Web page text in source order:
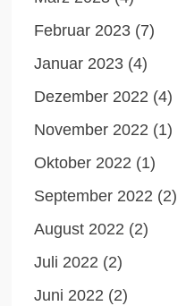
Februar 2023 (7)
Januar 2023 (4)
Dezember 2022 (4)
November 2022 (1)
Oktober 2022 (1)
September 2022 (2)
August 2022 (2)
Juli 2022 (2)
Juni 2022 (2)